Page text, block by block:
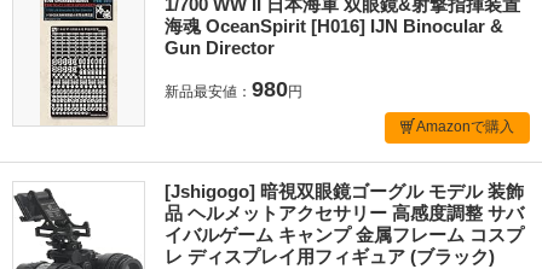
1/700 WW II 日本海軍 双眼鏡&射撃指揮装置
海魂 OceanSpirit [H016] IJN Binocular &
Gun Director
新品最安値： 980円
Amazonで購入
[Jshigogo] 暗視双眼鏡ゴーグル モデル 装飾
品 ヘルメットアクセサリー 高感度調整 サバ
イバルゲーム キャンプ 金属フレーム コスプ
レ ディスプレイ用フィギュア (ブラック)